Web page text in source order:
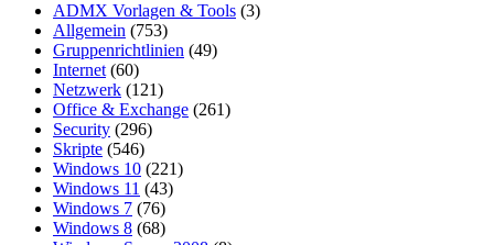
ADMX Vorlagen & Tools (3)
Allgemein (753)
Gruppenrichtlinien (49)
Internet(60)
Netzwerk (121)
Office & Exchange (261)
Security (296)
Skripte (546)
Windows 10 (221)
Windows 11 (43)
Windows 7 (76)
Windows 8 (68)